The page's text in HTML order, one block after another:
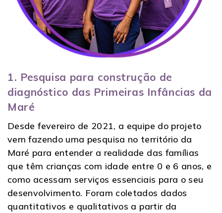
1. Pesquisa para construção de
diagnóstico das Primeiras Infâncias da
Maré
Desde fevereiro de 2021, a equipe do projeto
vem fazendo uma pesquisa no território da
Maré para entender a realidade das famílias
que têm crianças com idade entre 0 e 6 anos, e
como acessam serviços essenciais para o seu
desenvolvimento. Foram coletados dados
quantitativos e qualitativos a partir da